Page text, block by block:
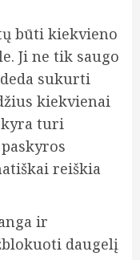
būti kiekvieno
Ji ne tik saugo
sukurti
kiekvienai
turi
reiškia
ir
daugelį